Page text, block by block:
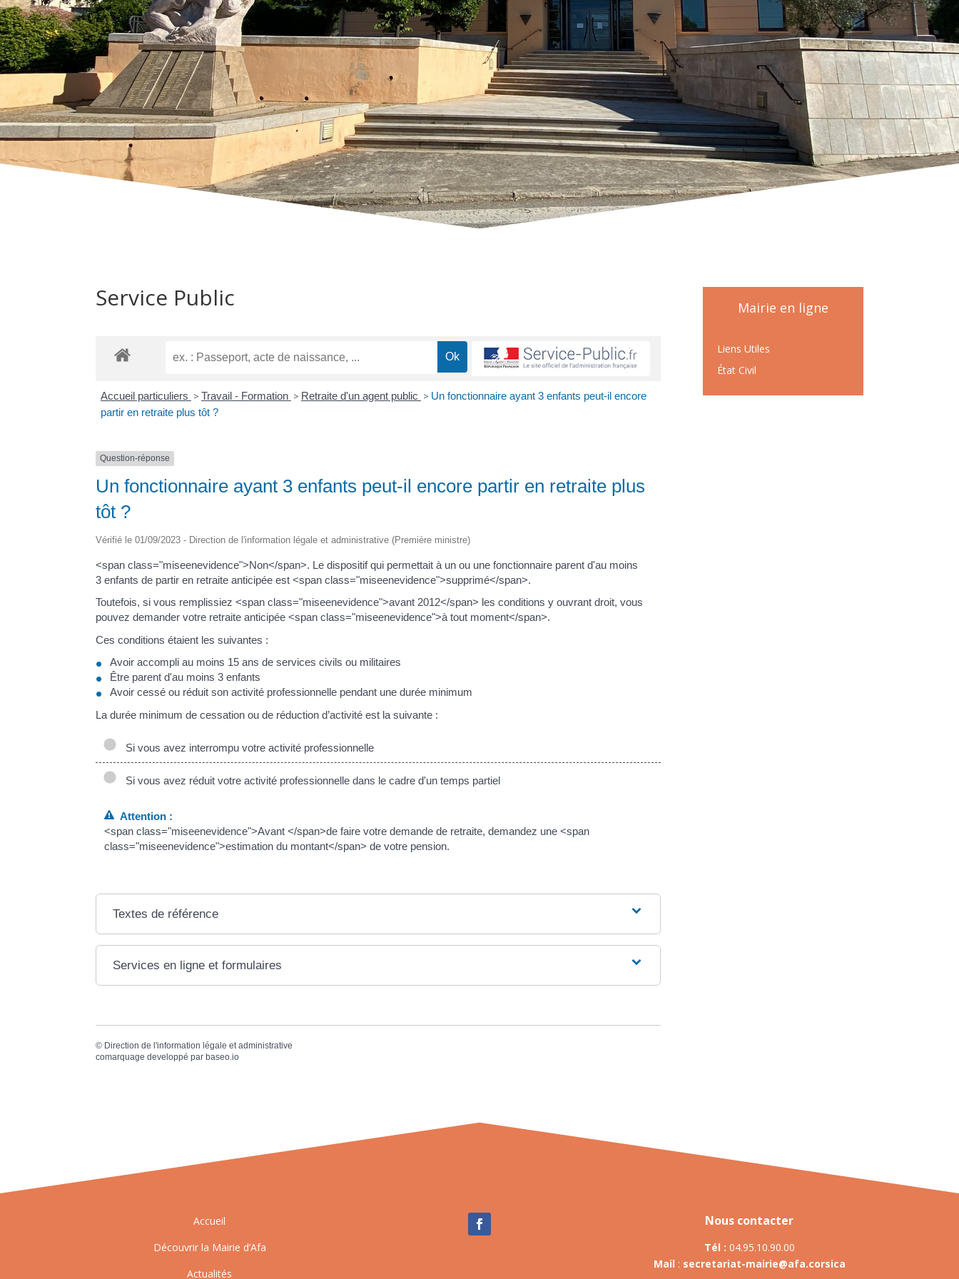
Service Public
Accueil particuliers > Travail - Formation > Retraite d'un agent public > Un fonctionnaire ayant 3 enfants peut-il encore
partir en retraite plus tôt ?
Question-réponse
Un fonctionnaire ayant 3 enfants peut-il encore partir en retraite plus
tôt ?
Vérifié le 01/09/2023 - Direction de l'information légale et administrative (Première ministre)
<span class="miseenevidence">Non</span>. Le dispositif qui permettait à un ou une fonctionnaire parent d'au moins
3 enfants de partir en retraite anticipée est <span class="miseenevidence">supprimé</span>.
Toutefois, si vous remplissiez <span class="miseenevidence">avant 2012</span> les conditions y ouvrant droit, vous
pouvez demander votre retraite anticipée <span class="miseenevidence">à tout moment</span>.
Ces conditions étaient les suivantes :
Avoir accompli au moins 15 ans de services civils ou militaires
Être parent d'au moins 3 enfants
Avoir cessé ou réduit son activité professionnelle pendant une durée minimum
La durée minimum de cessation ou de réduction d’activité est la suivante :
Si vous avez interrompu votre activité professionnelle
Si vous avez réduit votre activité professionnelle dans le cadre d'un temps partiel
Attention :
<span class="miseenevidence">Avant </span>de faire votre demande de retraite, demandez une <span
class="miseenevidence">estimation du montant</span> de votre pension.
Textes de référence
Services en ligne et formulaires
© Direction de l'information légale et administrative
comarquage developpé par baseo.io
Mairie en ligne
Liens Utiles
État Civil
Accueil
Découvrir la Mairie d’Afa
Actualités
Nous contacter
Tél : 04.95.10.90.00
Mail : secretariat-mairie@afa.corsica